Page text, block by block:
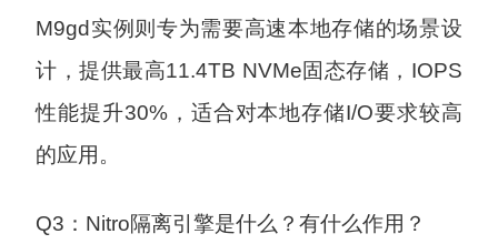
M9gd实例则专为需要高速本地存储的场景设
计，提供最高11.4TB NVMe固态存储，IOPS
性能提升30%，适合对本地存储I/O要求较高
的应用。
Q3：Nitro隔离引擎是什么？有什么作用？